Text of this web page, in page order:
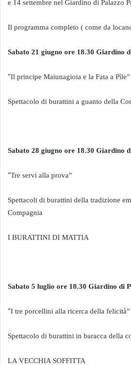
e 14 settembre nel Giardino di Palazzo
Il programma completo ( come da
Sabato 21 giugno ore 18.30 Giardino
“Il principe Maiunagioia e la Fata a Pìle”
Spettacolo di burattini a guanto della
Sabato 28 giugno ore 18.30 Giardino
“Tre servi alla prova”
Spettacoli di burattini della tradizione
Compagnia
I BURATTINI DI MATTIA
Sabato 5 luglio ore 18.30 Giardino di
“I tre porcellini alla ricerca della felicità”
Spettacolo di burattini in baracca della
LA VECCHIA SOFFITTA